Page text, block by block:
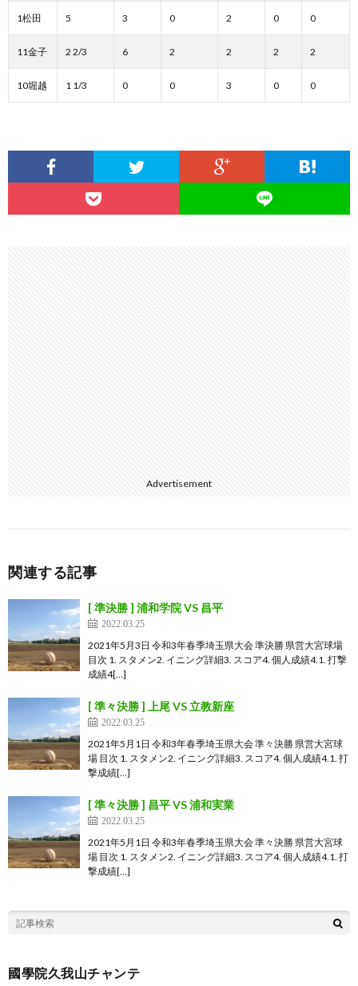
1松田 5 3 0 2 0 0
11金子 2 2/3 6 2 2 2 2
10堀越 1 1/3 0 0 3 0 0
Advertisement
関連する記事
[ 準決勝 ] 浦和学院 VS 昌平
2022.03.25
2021年5月3日 令和3年春季埼玉県大会 準決勝 県営大宮球場
目次 1. スタメン2. イニング詳細3. スコア4. 個人成績4.1. 打撃
成績4[…]
[ 準々決勝 ] 上尾 VS 立教新座
2022.03.25
2021年5月1日 令和3年春季埼玉県大会 準々決勝 県営大宮球
場 目次 1. スタメン2. イニング詳細3. スコア4. 個人成績4.1. 打
撃成績[…]
[ 準々決勝 ] 昌平 VS 浦和実業
2022.03.25
2021年5月1日 令和3年春季埼玉県大会 準々決勝 県営大宮球
場 目次 1. スタメン2. イニング詳細3. スコア4. 個人成績4.1. 打
撃成績[…]
國學院久我山チャンテ